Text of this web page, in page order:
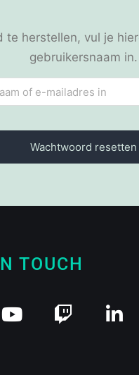
te herstellen, vul je
gebruikersnaam in.
TOUCH